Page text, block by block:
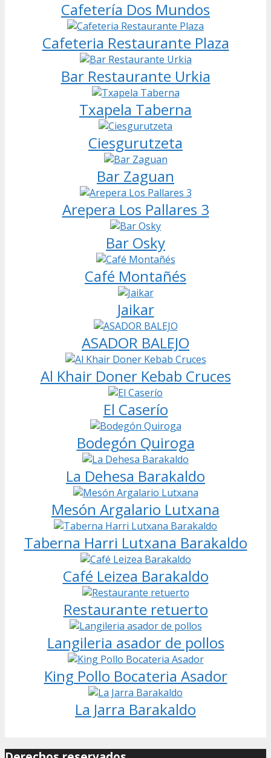
Cafetería Dos Mundos
Cafeteria Restaurante Plaza
Bar Restaurante Urkia
Txapela Taberna
Ciesgurutzeta
Bar Zaguan
Arepera Los Pallares 3
Bar Osky
Café Montañés
Jaikar
ASADOR BALEJO
Al Khair Doner Kebab Cruces
El Caserío
Bodegón Quiroga
La Dehesa Barakaldo
Mesón Argalario Lutxana
Taberna Harri Lutxana Barakaldo
Café Leizea Barakaldo
Restaurante retuerto
Langileria asador de pollos
King Pollo Bocateria Asador
La Jarra Barakaldo